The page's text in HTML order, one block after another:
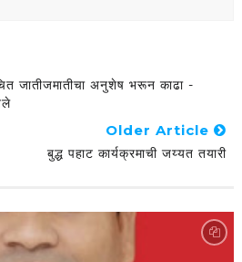
जातीजमातीचा अनुशेष भरून काढा -
Older Article
बुद्ध पहाट कार्यक्रमाची जय्यत तयारी